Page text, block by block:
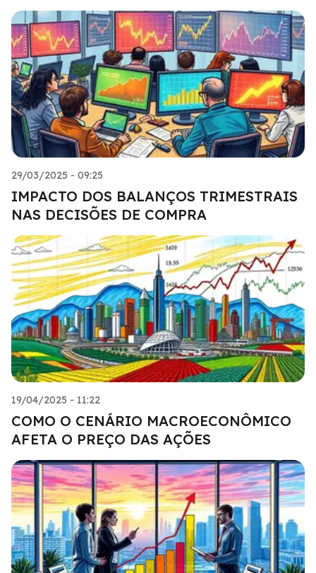
29/03/2025 - 09:25
IMPACTO DOS BALANÇOS TRIMESTRAIS
NAS DECISÕES DE COMPRA
19/04/2025 - 11:22
COMO O CENÁRIO MACROECONÔMICO
AFETA O PREÇO DAS AÇÕES